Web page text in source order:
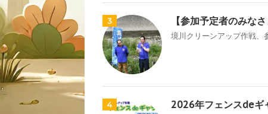
3 【参加予定者のみな
境川クリーンアップ作戦、
4 2026年フェンスdeギ